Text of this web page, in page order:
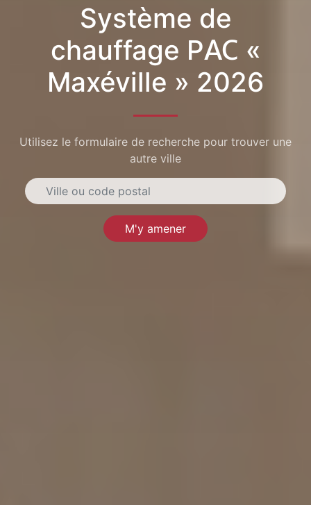
Système de
chauffage PAC «
Maxéville » 2026
Utilisez le formulaire de recherche pour trouver une
autre ville
M'y amener